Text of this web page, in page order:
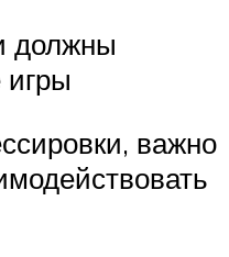
должны
важно